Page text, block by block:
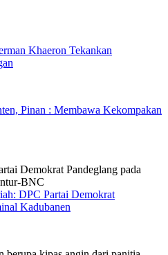
Khaeron Tekankan
Pinan : Membawa Kekompakan
DPC Partai Demokrat
Kadubanen